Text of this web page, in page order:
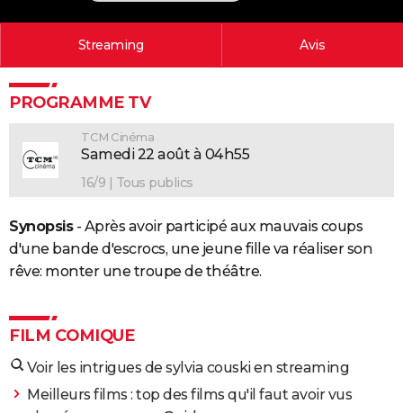
PHOTO
BONS PLANS
CARTE DE VOEUX
Carte de Noël
Carte Bonne année
Carte Saint-Valentin
Carte Pâques
Carte d'anniversaire
DICTIONNAIRE
COPAINS D'AVANT
S'inscrire
Se connecter
Lycées
Collèges
Primaires
Universités
Entreprises
Service militaire
Avis de recherche
AVIS DE DÉCÈS
FORUM
Bricolage
Lifestyle
Culture
Sport
Auto
Television
Voyage
Cinema
Streaming Avis
PROGRAMME TV
TCM Cinéma
Samedi 22 août à 04h55
16/9 | Tous publics
Synopsis- Après avoir participé aux mauvais coups
d'une bande d'escrocs, une jeune fille va réaliser son
rêve: monter une troupe de théâtre.
FILM COMIQUE
Voir les intrigues de sylvia couski en streaming
Meilleurs films : top des films qu'il faut avoir vus